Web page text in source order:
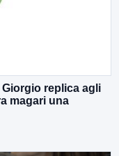
replica agli
magari una